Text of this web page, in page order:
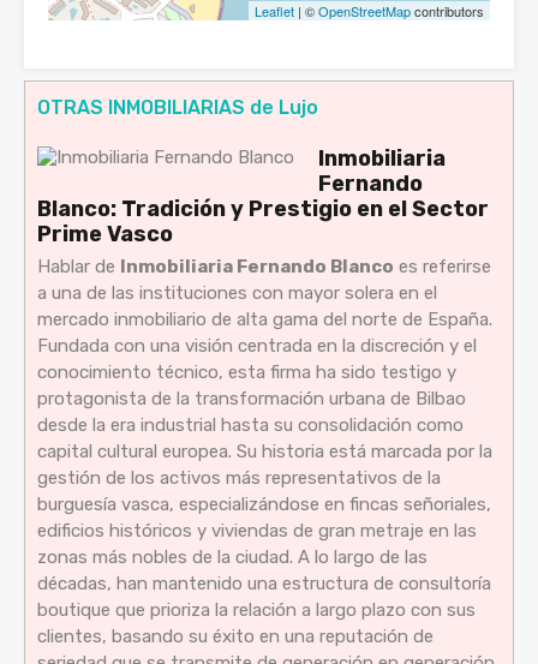
Leaflet | ©OpenStreetMapcontributors
OTRAS INMOBILIARIAS de Lujo
Inmobiliaria
Fernando
Blanco: Tradición y Prestigio en el Sector
Prime Vasco
Hablar de Inmobiliaria Fernando Blanco es referirse
a una de las instituciones con mayor solera en el
mercado inmobiliario de alta gama del norte de España.
Fundada con una visión centrada en la discreción y el
conocimiento técnico, esta firma ha sido testigo y
protagonista de la transformación urbana de Bilbao
desde la era industrial hasta su consolidación como
capital cultural europea. Su historia está marcada por la
gestión de los activos más representativos de la
burguesía vasca, especializándose en fincas señoriales,
edificios históricos y viviendas de gran metraje en las
zonas más nobles de la ciudad. A lo largo de las
décadas, han mantenido una estructura de consultoría
boutique que prioriza la relación a largo plazo con sus
clientes, basando su éxito en una reputación de